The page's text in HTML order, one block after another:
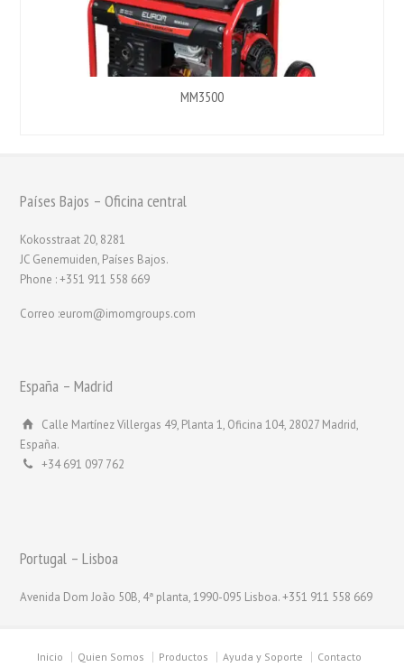
MM3500
Países Bajos – Oficina central
Kokosstraat 20, 8281
JC Genemuiden, Países Bajos.
Phone : +351 911 558 669
Correo :eurom@imomgroups.com
España – Madrid
Calle Martínez Villergas 49, Planta 1, Oficina 104, 28027 Madrid,
España.
+34 691 097 762
Portugal – Lisboa
Avenida Dom João 50B, 4ª planta, 1990-095 Lisboa. +351 911 558 669
Inicio Quien Somos Productos Ayuda y Soporte Contacto